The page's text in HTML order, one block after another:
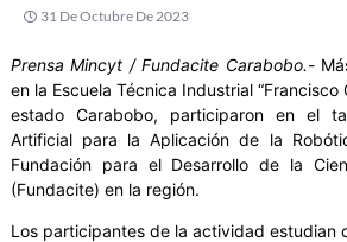
31 De Octubre De 2023
Prensa Mincyt / Fundacite Carabobo.-
en la Escuela Técnica Industrial “Francisco
estado Carabobo, participaron en el
Artificial para la Aplicación de la
Fundación para el Desarrollo de la
(Fundacite) en la región.
Los participantes de la actividad estudian